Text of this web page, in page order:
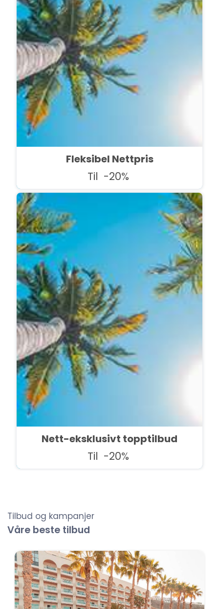
Fleksibel Nettpris
Til -20%
Nett-eksklusivt topptilbud
Til -20%
Tilbud og kampanjer
Våre beste tilbud